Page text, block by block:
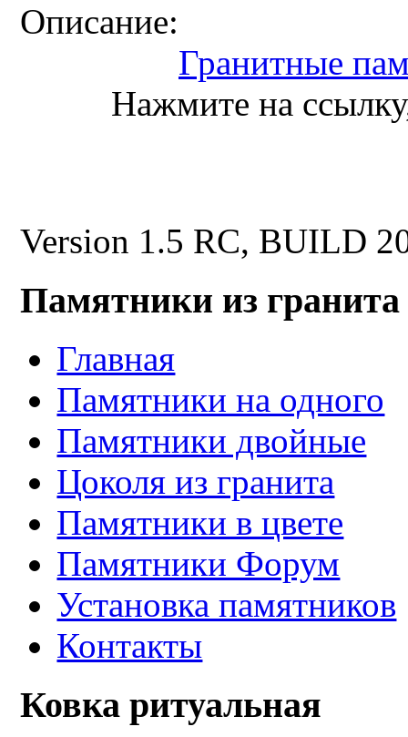
Описание:
Гранитные
Нажмите на
Version 1.5 RC, BUILD
Памятники из гранита
Главная
Памятники на одного
Памятники двойные
Цоколя из гранита
Памятники в цвете
Памятники Форум
Установка памятников
Контакты
Ковка ритуальная